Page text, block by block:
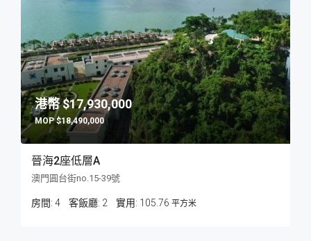
$17,930,000
$18,490,000
晉海2座低層A
澳門圓台街no.15-39號
房間: 4 客飯廳: 2 105.76 平方米